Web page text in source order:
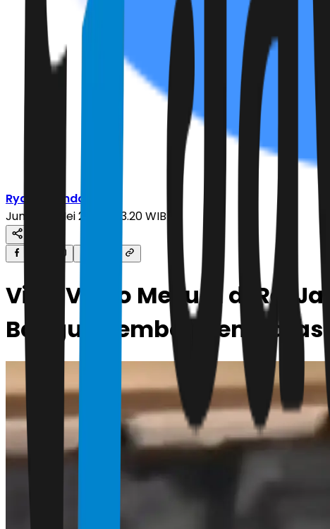
Ryandi Zahdomo
Jumat, 8 Mei 2026 | 23.20 WIB
Viral Video Mesum di Rel
Bangun Tembok Pembatas